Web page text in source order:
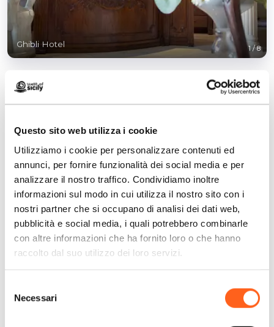
Questo sito web utilizza i cookie
Utilizziamo i cookie per personalizzare contenuti ed
annunci, per fornire funzionalità dei social media e per
analizzare il nostro traffico. Condividiamo inoltre
informazioni sul modo in cui utilizza il nostro sito con i
nostri partner che si occupano di analisi dei dati web,
pubblicità e social media, i quali potrebbero combinarle
con altre informazioni che ha fornito loro o che hanno
raccolto dal suo utilizzo dei loro servizi.
delNecessari
Via Regina Margherita 80
San Vito Lo Capo
Telefono
0923974155
Emailinfo@ghiblihotel.it
Sito web
Prenota ora
Ghibli Hotel 1/8